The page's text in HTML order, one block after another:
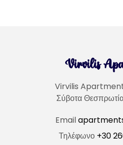
Virvilis
Virvilis
Σύβοτα
Email
Τηλέφωνο +30